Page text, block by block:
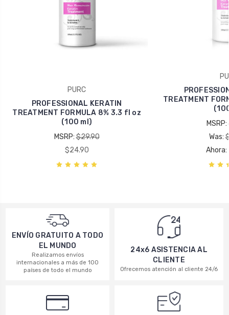
PURC
PROFESSIONAL KERATIN
TREATMENT FORMULA 8% 3.3 fl oz
(100 ml)
MSRP:$29.90
$24.90
TREATMENT
MSRP:
Was:
Ahora:
ENVÍO GRATUITO A TODO
EL MUNDO
Realizamos envíos
internacionales a más de 100
países de todo el mundo
24x6 ASISTENCIA AL
CLIENTE
Ofrecemos atención al cliente 24/6